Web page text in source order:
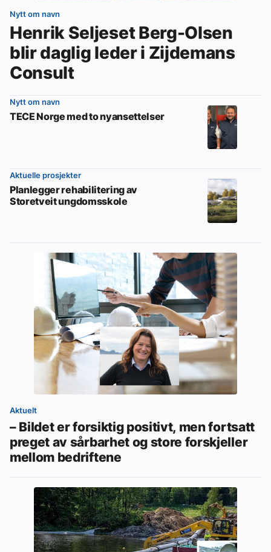
Nytt om navn
Henrik Seljeset Berg-Olsen
blir daglig leder i Zijdemans
Consult
Nytt om navn
TECE Norge med to nyansettelser
Aktuelle prosjekter
Planlegger rehabilitering av
Storetveit ungdomsskole
Aktuelt
– Bildet er forsiktig positivt, men fortsatt
preget av sårbarhet og store forskjeller
mellom bedriftene